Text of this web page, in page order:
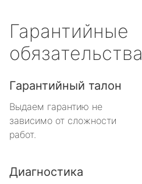
Гарантийные
обязательства
Гарантийный талон
Выдаем гарантию не
зависимо от сложности
работ.
Диагностика